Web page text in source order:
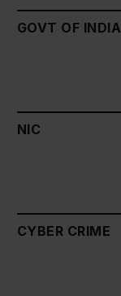
GOVT OF INDIA
NIC
CYBER CRIME